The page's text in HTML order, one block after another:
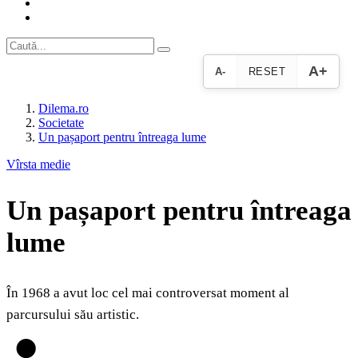
A- RESET A+
Dilema.ro
Societate
Un pașaport pentru întreaga lume
Vîrsta medie
Un pașaport pentru întreaga
lume
În 1968 a avut loc cel mai controversat moment al
parcursului său artistic.